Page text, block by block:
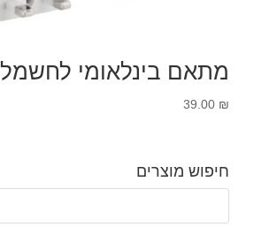
מתאם בינלאומי לחשמל
39.00 ₪
חיפוש מוצרים